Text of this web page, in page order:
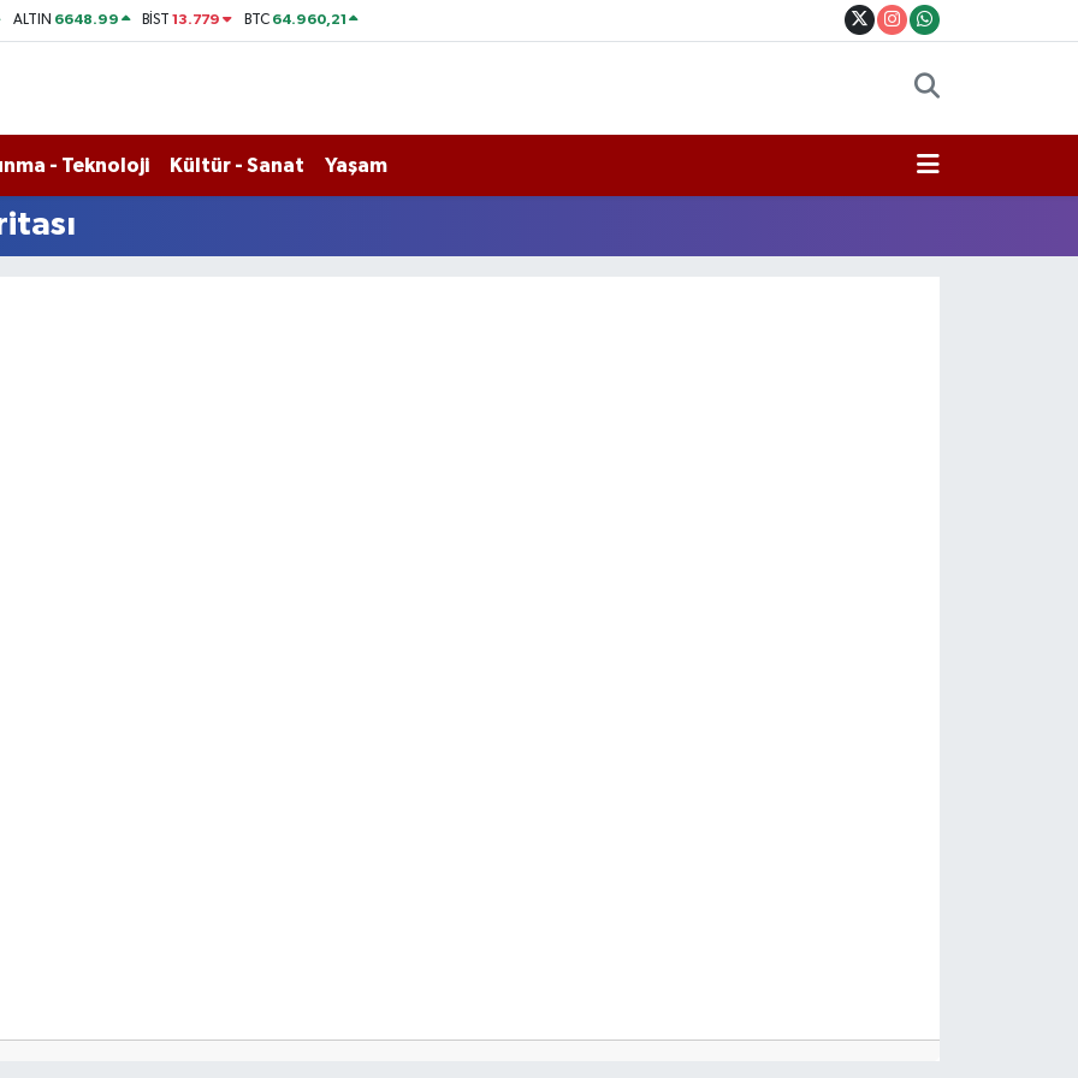
ALTIN 6648.99 BİST13.779 BTC 64.960,21
- Teknoloji Kültür - Sanat Yaşam